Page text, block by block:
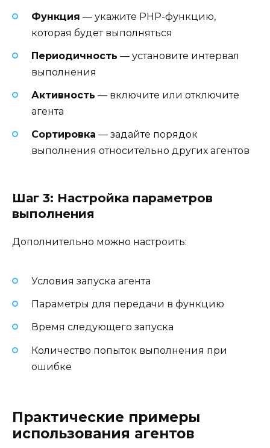
Функция — укажите PHP-функцию,
которая будет выполняться
Периодичность — установите интервал
выполнения
Активность — включите или отключите
агента
Сортировка — задайте порядок
выполнения относительно других агентов
Шаг 3: Настройка параметров
выполнения
Дополнительно можно настроить:
Условия запуска агента
Параметры для передачи в функцию
Время следующего запуска
Количество попыток выполнения при
ошибке
Практические примеры
использования агентов